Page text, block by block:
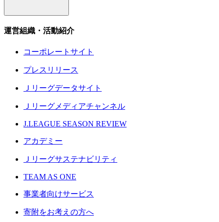
運営組織・活動紹介
コーポレートサイト
プレスリリース
Ｊリーグデータサイト
Ｊリーグメディアチャンネル
J.LEAGUE SEASON REVIEW
アカデミー
Ｊリーグサステナビリティ
TEAM AS ONE
事業者向けサービス
寄附をお考えの方へ